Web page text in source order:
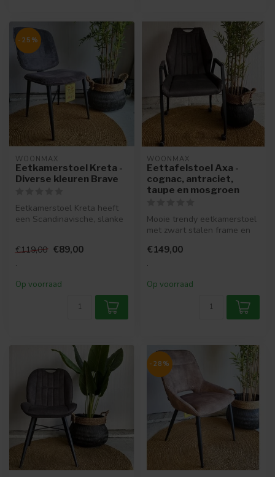
-25%
WOONMAX
Eetkamerstoel Kreta -
Diverse kleuren Brave
Eetkamerstoel Kreta heeft
een Scandinavische, slanke
€119,00 €89,00
.
Op voorraad
WOONMAX
Eettafelstoel Axa -
cognac, antraciet,
taupe en mosgroen
Mooie trendy eetkamerstoel
met zwart stalen frame en
€149,00
.
Op voorraad
-28%